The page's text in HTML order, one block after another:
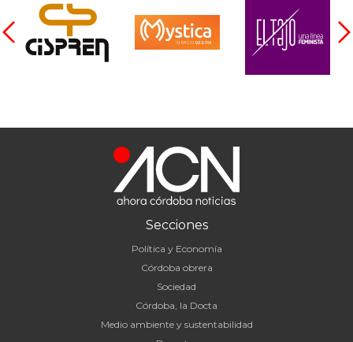
Secciones
Política y Economía
Córdoba obrera
Sociedad
Córdoba, la Docta
Medio ambiente y sustentabilidad